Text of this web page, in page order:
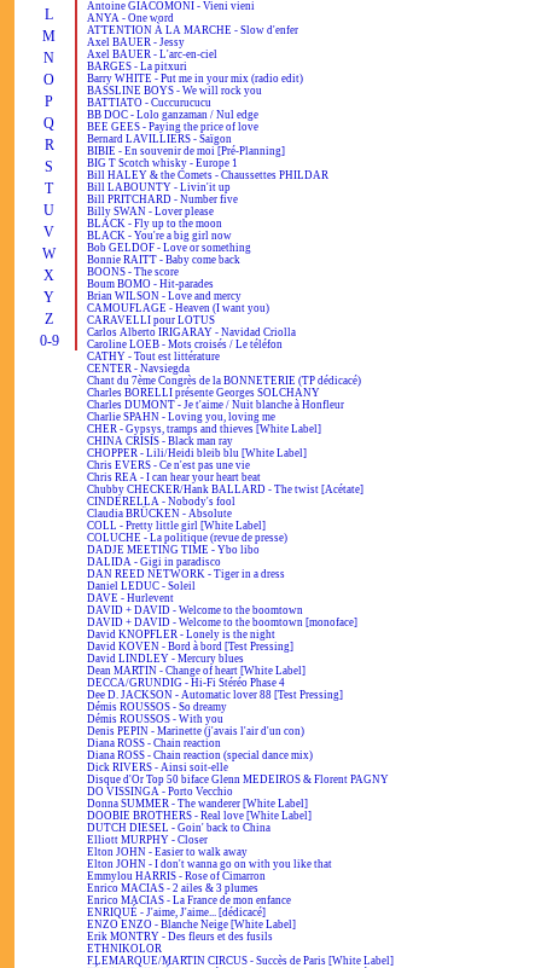
L
M
N
O
P
Q
R
S
T
U
V
W
X
Y
Z
0-9
Antoine GIACOMONI - Vieni vieni
ANYA - One word
ATTENTION À LA MARCHE - Slow d'enfer
Axel BAUER - Jessy
Axel BAUER - L'arc-en-ciel
BARGES - La pitxuri
Barry WHITE - Put me in your mix (radio edit)
BASSLINE BOYS - We will rock you
BATTIATO - Cuccurucucu
BB DOC - Lolo ganzaman / Nul edge
BEE GEES - Paying the price of love
Bernard LAVILLIERS - Saïgon
BIBIE - En souvenir de moi [Pré-Planning]
BIG T Scotch whisky - Europe 1
Bill HALEY & the Comets - Chaussettes PHILDAR
Bill LABOUNTY - Livin'it up
Bill PRITCHARD - Number five
Billy SWAN - Lover please
BLACK - Fly up to the moon
BLACK - You're a big girl now
Bob GELDOF - Love or something
Bonnie RAITT - Baby come back
BOONS - The score
Boum BOMO - Hit-parades
Brian WILSON - Love and mercy
CAMOUFLAGE - Heaven (I want you)
CARAVELLI pour LOTUS
Carlos Alberto IRIGARAY - Navidad Criolla
Caroline LOEB - Mots croisés / Le téléfon
CATHY - Tout est littérature
CENTER - Navsiegda
Chant du 7ème Congrès de la BONNETERIE (TP dédicacé)
Charles BORELLI présente Georges SOLCHANY
Charles DUMONT - Je t'aime / Nuit blanche à Honfleur
Charlie SPAHN - Loving you, loving me
CHER - Gypsys, tramps and thieves [White Label]
CHINA CRISIS - Black man ray
CHOPPER - Lili/Heidi bleib blu [White Label]
Chris EVERS - Ce n'est pas une vie
Chris REA - I can hear your heart beat
Chubby CHECKER/Hank BALLARD - The twist [Acétate]
CINDERELLA - Nobody's fool
Claudia BRÜCKEN - Absolute
COLL - Pretty little girl [White Label]
COLUCHE - La politique (revue de presse)
DADJE MEETING TIME - Ybo libo
DALIDA - Gigi in paradisco
DAN REED NETWORK - Tiger in a dress
Daniel LEDUC - Soleil
DAVE - Hurlevent
DAVID + DAVID - Welcome to the boomtown
DAVID + DAVID - Welcome to the boomtown [monoface]
David KNOPFLER - Lonely is the night
David KOVEN - Bord à bord [Test Pressing]
David LINDLEY - Mercury blues
Dean MARTIN - Change of heart [White Label]
DECCA/GRUNDIG - Hi-Fi Stéréo Phase 4
Dee D. JACKSON - Automatic lover 88 [Test Pressing]
Démis ROUSSOS - So dreamy
Démis ROUSSOS - With you
Denis PEPIN - Marinette (j'avais l'air d'un con)
Diana ROSS - Chain reaction
Diana ROSS - Chain reaction (special dance mix)
Dick RIVERS - Ainsi soit-elle
Disque d'Or Top 50 biface Glenn MEDEIROS & Florent PAGNY
DO VISSINGA - Porto Vecchio
Donna SUMMER - The wanderer [White Label]
DOOBIE BROTHERS - Real love [White Label]
DUTCH DIESEL - Goin' back to China
Elliott MURPHY - Closer
Elton JOHN - Easier to walk away
Elton JOHN - I don't wanna go on with you like that
Emmylou HARRIS - Rose of Cimarron
Enrico MACIAS - 2 ailes & 3 plumes
Enrico MACIAS - La France de mon enfance
ENRIQUÉ - J'aime, J'aime... [dédicacé]
ENZO ENZO - Blanche Neige [White Label]
Erik MONTRY - Des fleurs et des fusils
ETHNIKOLOR
F.LEMARQUE/MARTIN CIRCUS - Succès de Paris [White Label]